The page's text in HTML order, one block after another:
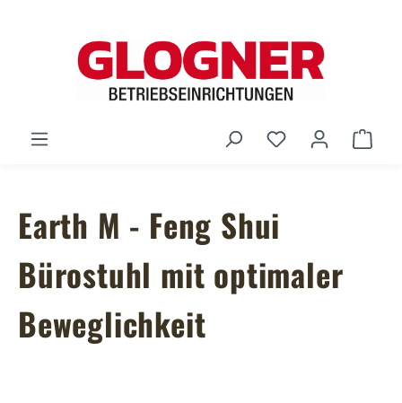
Du hast 0
Earth M - Feng Shui
Bürostuhl mit optimaler
Beweglichkeit